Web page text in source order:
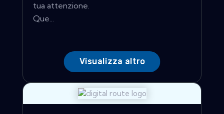
tua attenzione.
Que...
Visualizza altro